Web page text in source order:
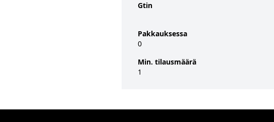
Gtin
Pakkauksessa
0
Min. tilausmäärä
1